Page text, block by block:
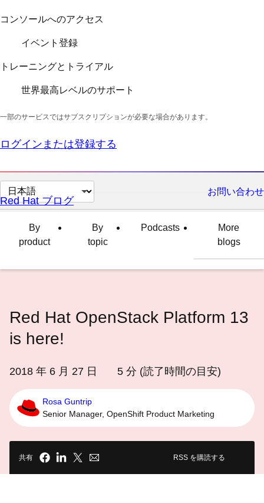
コンソールへのアクセス
イベント登録
トレーニングとトライアル
世界最高レベルのサポート
一部のサービスではサブスクリプションが必要な場合があります。
ログインまたは登録する
ペ
ー
語
し
て
い
お問い合わせ
Red Hat ブログ
By
product
By
topic
Podcasts
More
blogs
Red Hat OpenStack Platform 13
is here!
2018 年 6 月 27 日 5 分 (読了時間の目安)
Rosa Guntrip
Senior Manager, OpenShift Product Marketing
共有 RSS を購読する